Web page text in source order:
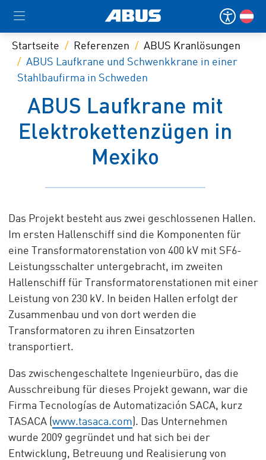
Startseite Referenzen
ABUS Kranlösungen
ABUS Laufkrane und Schwenkkrane in einer
Stahlbaufirma in Schweden
ABUS Laufkrane mit
Elektrokettenzügen in
Mexiko
Das Projekt besteht aus zwei geschlossenen Hallen.
Im ersten Hallenschiff sind die Komponenten für
eine Transformatorenstation von 400 kV mit SF6-
Leistungsschalter untergebracht, im zweiten
Hallenschiff für Transformatorenstationen mit einer
Leistung von 230 kV. In beiden Hallen erfolgt der
Zusammenbau und von dort werden die
Transformatoren zu ihren Einsatzorten
transportiert.
Das zwischengeschaltete Ingenieurbüro, das die
Ausschreibung für dieses Projekt gewann, war die
Firma Tecnologías de Automatización SACA, kurz
TASACA (www.tasaca.com). Das Unternehmen
wurde 2009 gegründet und hat sich bei der
Entwicklung, Betreuung und Realisierung von